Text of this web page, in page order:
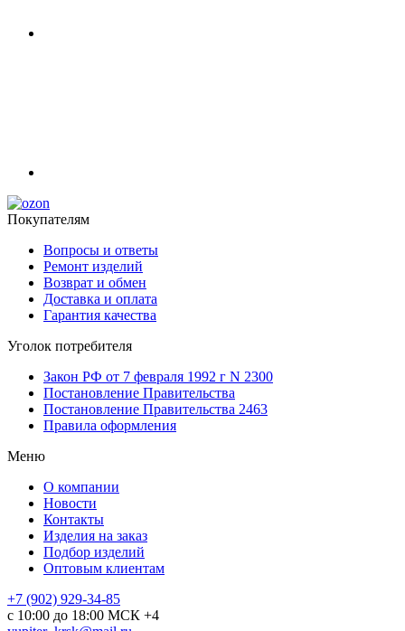
Покупателям
Вопросы и ответы
Ремонт изделий
Возврат и обмен
Доставка и оплата
Гарантия качества
Уголок потребителя
Закон РФ от 7 февраля 1992 г N 2300
Постановление Правительства
Постановление Правительства 2463
Правила оформления
Меню
О компании
Новости
Контакты
Изделия на заказ
Подбор изделий
Оптовым клиентам
+7 (902) 929-34-85
с 10:00 до 18:00 МСК +4